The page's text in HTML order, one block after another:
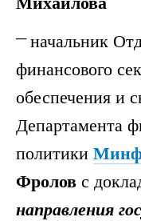
начальник
финансового
обеспечения и
Департамента
политики
Фролов с
направления